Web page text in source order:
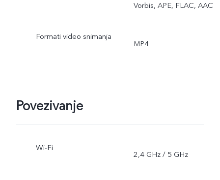
Vorbis, APE, FLAC, AAC
Formati video snimanja
MP4
Povezivanje
Wi-Fi
2,4 GHz / 5 GHz